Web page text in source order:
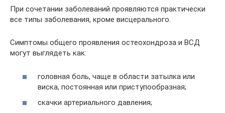
При сочетании заболеваний проявляются практически
все типы заболевания, кроме висцерального.
Симптомы общего проявления остеохондроза и ВСД
могут выглядеть как:
головная боль, чаще в области затылка или
виска, постоянная или приступообразная;
скачки артериального давления;